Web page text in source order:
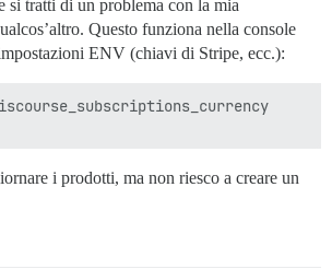
si tratti di un problema con la mia
Questo funziona nella console
ENV (chiavi di Stripe, ecc.):
i prodotti, ma non riesco a creare un